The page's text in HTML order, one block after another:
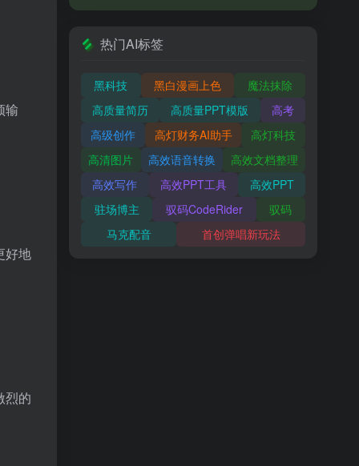
输
好地
烈的
热门AI标签
黑科技 黑白漫画上色
魔法抹除
高质量简历
高质量PPT模版
高考
高级创作
高灯财务AI助手
高灯科技
高清图片
高效语音转换
高效文档整理
高效写作
高效PPT工具
高效PPT
驻场博主
驭码CodeRider
驭码
马克配音
首创弹唱新玩法